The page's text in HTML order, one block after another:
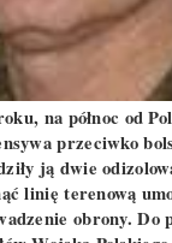
na północ od
przeciwko
ją dwie
linię terenową
obrony. Do